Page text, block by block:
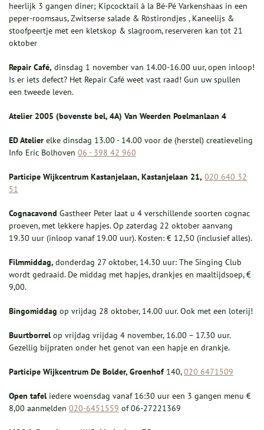
heerlijk 3 gangen diner; Kipcocktail à la Bé-Pé Varkenshaas in een
peper-roomsaus, Zwitserse salade & Röstirondjes , Kaneelijs &
stoofpeertje met een kletskop & slagroom, reserveren kan tot 21
oktober
Repair Café, dinsdag 1 november van 14.00-16.00 uur, open inloop!
Is er iets defect? Het Repair Café weet vast raad! Gun uw spullen
een tweede leven.
Atelier 2005 (bovenste bel, 4A) Van Weerden Poelmanlaan 4
ED Atelier elke dinsdag 13.00 - 14.00 voor de (herstel) creatieveling
Info Eric Bolhoven 06 - 398 42 960
Participe Wijkcentrum Kastanjelaan, Kastanjelaan 21, 020 640 32
51
Cognacavond Gastheer Peter laat u 4 verschillende soorten cognac
proeven, met lekkere hapjes. Op zaterdag 22 oktober aanvang
19.30 uur (inloop vanaf 19.00 uur). Kosten: € 12,50 (inclusief alles).
Filmmiddag, donderdag 27 oktober, 14.30 uur: The Singing Club
wordt gedraaid. De middag met hapjes, drankjes en maaltijdsoep, €
9,00.
Bingomiddag op vrijdag 28 oktober, 14.00 uur. Ook met een loterij!
Buurtborrel op vrijdag vrijdag 4 november, 16.00 – 17.30 uur.
Gezellig bijpraten onder het genot van een hapje en drankje.
Participe Wijkcentrum De Bolder, Groenhof 140,020 6471509
Open tafel iedere woensdag vanaf 16:30 uur een 3 gangen menu €
8,00 aanmelden 020-6451559 of 06-27221369